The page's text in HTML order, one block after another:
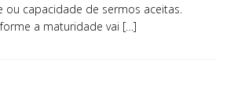
SOBRE
ou capacidade de sermos aceitas.
a maturidade vai […]